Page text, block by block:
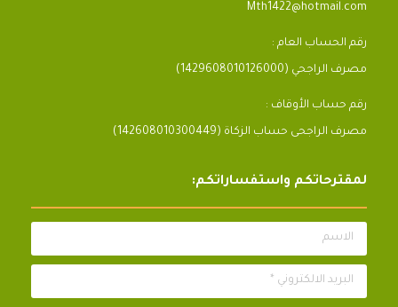
Mth1422@hotmail.com
رقم الحساب العام :
مصرف الراجحي (1429608010126000)
رقم حساب الأوقاف :
مصرف الراجحى حساب الزكاة (142608010300449)
لمقترحاتكم واستفساراتكم:
الاسم
البريد الالكتروني *